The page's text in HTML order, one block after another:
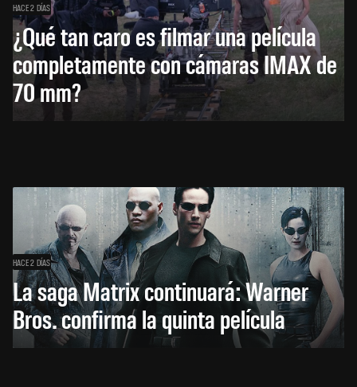
HACE 2 DÍAS
¿Qué tan caro es filmar una película
completamente con cámaras IMAX de
70 mm?
HACE 2 DÍAS
La saga Matrix continuará: Warner
Bros. confirma la quinta película